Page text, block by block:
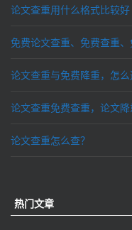
论文查重用什么格式比较好
论文查重与免费降重，怎么
论文查重怎么查？
热门文章